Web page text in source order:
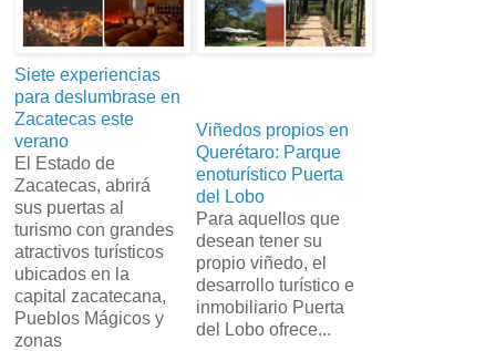
Siete experiencias
para deslumbrase en
Zacatecas este
verano
El Estado de
Zacatecas, abrirá
sus puertas al
turismo con grandes
atractivos turísticos
ubicados en la
capital zacatecana,
Pueblos Mágicos y
zonas
Viñedos propios en
Querétaro: Parque
enoturístico Puerta
del Lobo
Para aquellos que
desean tener su
propio viñedo, el
desarrollo turístico e
inmobiliario Puerta
del Lobo ofrece...